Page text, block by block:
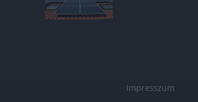
Impresszum